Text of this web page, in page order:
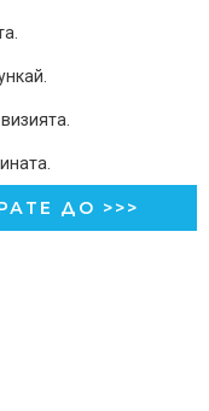
ДО >>>